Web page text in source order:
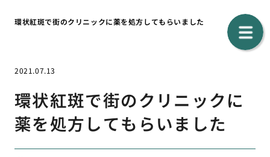
環状紅斑で街のクリニックに薬を処方してもらいました
2021.07.13
環状紅斑で街のクリニックに
薬を処方してもらいました